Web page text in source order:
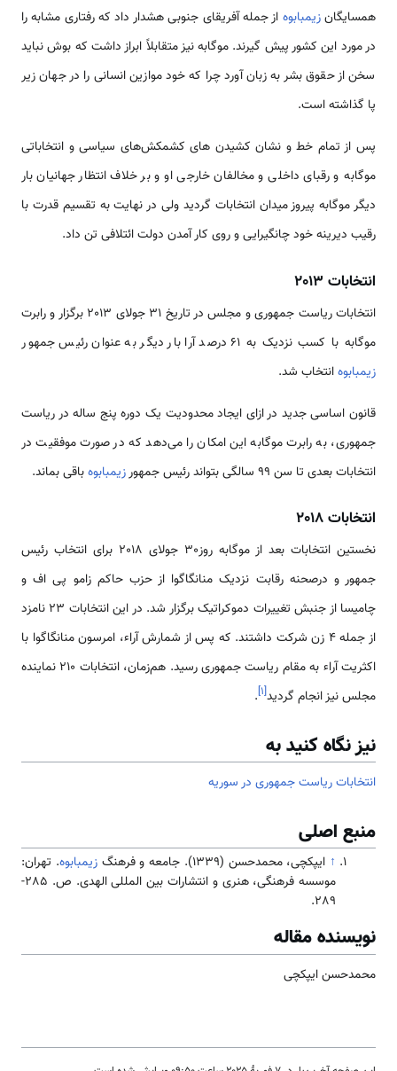
همسایگانزیمبابوه از جمله آفریقای جنوبی هشدار داد که رفتاری مشابه را
در مورد این کشور پیش گیرند. موگابه نیز متقابلاً ابراز داشت که بوش نباید
سخن از حقوق بشر به زبان آورد چرا که خود موازین انسانی را در جهان زیر
پا گذاشته است.
پس از تمام خط و نشان کشیدن های کشمکش‌های سیاسی و انتخاباتی
موگابه و رقبای داخلی و مخالفان خارجی او و بر خلاف انتظار جهانیان بار
دیگر موگابه پیروز میدان انتخابات گردید ولی در نهایت به تقسیم قدرت با
رقیب دیرینه خود چانگیرایی و روی کار آمدن دولت ائتلافی تن داد.
انتخابات 2013
انتخابات ریاست جمهوری و مجلس در تاریخ 31 جولای 2013 برگزار و رابرت
موگابه با کسب نزدیک به 61 درصد آرا بار دیگر به عنوان رئیس جمهور
زیمبابوهانتخاب شد.
قانون اساسی جدید در ازای ایجاد محدودیت یک دوره پنج ساله در ریاست
جمهوری، به رابرت موگابه این امکان را می‌دهد که در صورت موفقیت در
انتخابات بعدی تا سن 99 سالگی بتواند رئیس جمهور
زیمبابوهباقی بماند.
انتخابات 2018
نخستین انتخابات بعد از موگابه روز30 جولای 2018 برای انتخاب رئیس
جمهور و درصحنه رقابت نزدیک منانگاگوا از حزب حاکم زامو پی اف و
چامیسا از جنبش تغییرات دموکراتیک برگزار شد. در این انتخابات 23 نامزد
از جمله 4 زن شرکت داشتند. که پس از شمارش آراء، امرسون منانگاگوا با
اکثریت آراء به مقام ریاست جمهوری رسید. هم‌زمان، انتخابات 210 نماینده
مجلس نیز انجام گردید[۱]
.
نیز نگاه کنید به
انتخابات ریاست جمهوری در سوریه
منبع اصلی
↑ ایپکچی، محمدحسن (1339). جامعه و فرهنگ زیمبابوه. تهران:
موسسه فرهنگی، هنری و انتشارات بین المللی الهدی. ص. 285-
289.
نویسنده مقاله
محمدحسن ایپکچی